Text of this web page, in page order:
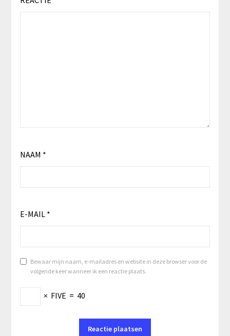
NAAM *
E-MAIL *
Bewaar mijn naam, e-mailadres en website in deze browser voor de
volgende keer wanneer ik een reactie plaats.
× FIVE = 40